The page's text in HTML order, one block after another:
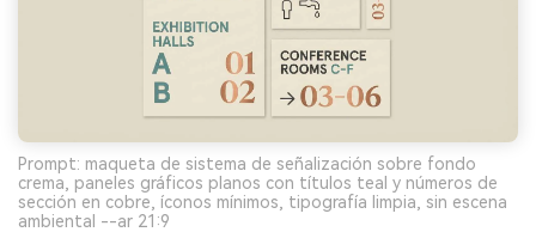
Prompt: maqueta de sistema de señalización sobre fondo
crema, paneles gráficos planos con títulos teal y números de
sección en cobre, íconos mínimos, tipografía limpia, sin escena
ambiental --ar 21:9